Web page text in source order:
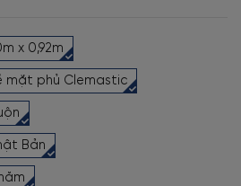
x 0,92m
mặt phủ Clemastic
Bản